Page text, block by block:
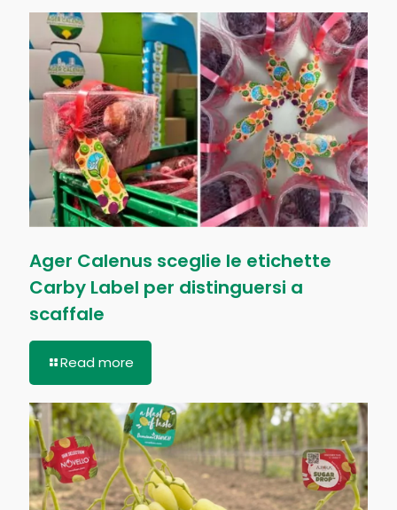
Ager Calenus sceglie le etichette
Carby Label per distinguersi a
scaffale
Read more